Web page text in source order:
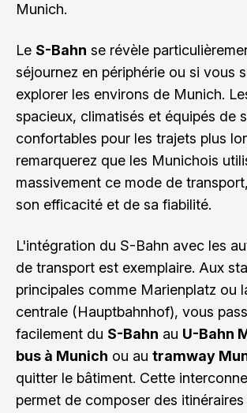
Munich.
Le S-Bahn se révèle
séjournez en périphérie ou si vous
explorer les environs de Munich.
spacieux, climatisés et équipés de
confortables pour les trajets plus
remarquerez que les Munichois
massivement ce mode de
son efficacité et de sa fiabilité.
L'intégration du S-Bahn avec les
de transport est exemplaire. Aux
principales comme Marienplatz ou
centrale (Hauptbahnhof), vous
facilement du S-Bahn au U-Bahn
bus à Munich ou au tramway
quitter le bâtiment. Cette
permet de composer des